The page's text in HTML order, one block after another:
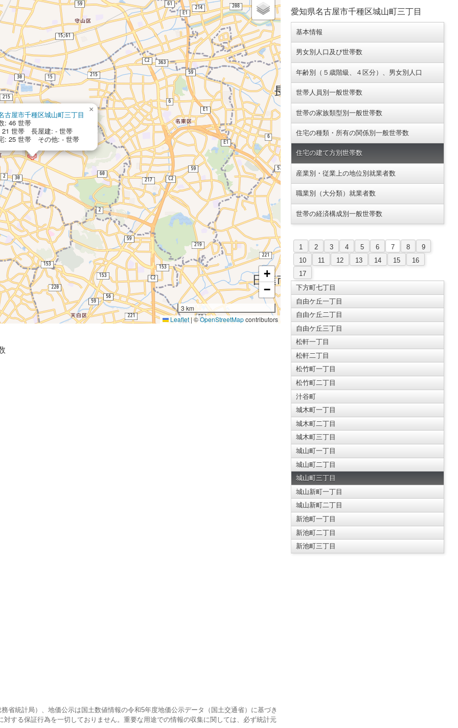
古屋市千種区城山町三丁目
: 46 世帯
21 世帯 長屋建: - 世帯
: 25 世帯 その他: - 世帯
×
+
−
3 km
Leaflet | ©OpenStreetMapcontributors
統計局）、地価公示は国土数値情報の令和5年度地価公示データ（国土交通省）に基づき
する保証行為を一切しておりません。重要な用途での情報の収集に関しては、必ず統計元
愛知県名古屋市千種区城山町三丁目
基本情報
男女別人口及び世帯数
年齢別（５歳階級、４区分）、男女別人口
世帯人員別一般世帯数
世帯の家族類型別一般世帯数
住宅の種類・所有の関係別一般世帯数
住宅の建て方別世帯数
産業別・従業上の地位別就業者数
職業別（大分類）就業者数
世帯の経済構成別一般世帯数
1 2 3 4 5 6 7 8
9
10
11 12 13 14 15
16
17
下方町七丁目
自由ケ丘一丁目
自由ケ丘二丁目
自由ケ丘三丁目
松軒一丁目
松軒二丁目
松竹町一丁目
松竹町二丁目
汁谷町
城木町一丁目
城木町二丁目
城木町三丁目
城山町一丁目
城山町二丁目
城山町三丁目
城山新町一丁目
城山新町二丁目
新池町一丁目
新池町二丁目
新池町三丁目